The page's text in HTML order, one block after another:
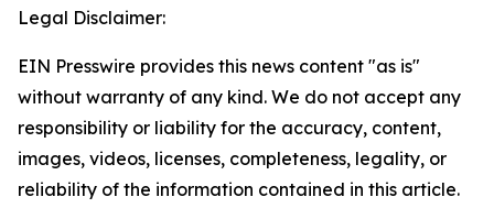
Legal Disclaimer:
EIN Presswire provides this news content "as is"
without warranty of any kind. We do not accept any
responsibility or liability for the accuracy, content,
images, videos, licenses, completeness, legality, or
reliability of the information contained in this article.